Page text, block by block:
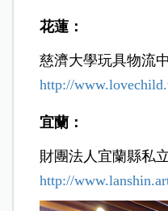
花蓮：
慈濟大學玩具物流
http://
宜蘭：
財團法人宜蘭縣私
http://